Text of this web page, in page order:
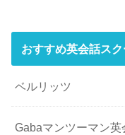
おすすめ英会話ス
ベルリッツ
Gabaマンツーマン英